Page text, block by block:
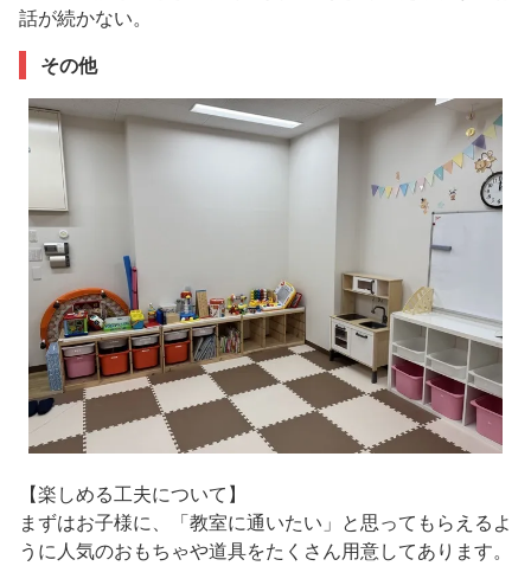
話が続かない。
その他
【楽しめる工夫について】
まずはお子様に、「教室に通いたい」と思ってもらえるよ
うに人気のおもちゃや道具をたくさん用意してあります。